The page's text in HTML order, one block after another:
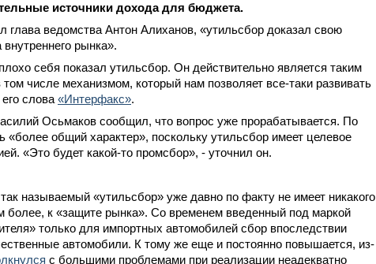
источники дохода для бюджета.
глава ведомства Антон Алиханов, «утильсбор доказал свою
рынка».
себя показал утильсбор. Он действительно является таким
числе механизмом, который нам позволяет все-таки развивать
слова «Интерфакс».
Осьмаков сообщил, что вопрос уже прорабатывается. По
«более общий характер», поскольку утильсбор имеет целевое
«Это будет какой-то промсбор», - уточнил он.
называемый «утильсбор» уже давно по факту не имеет никакого
более, к «защите рынка». Со временем введенный под маркой
только для импортных автомобилей сбор впоследствии
автомобили. К тому же еще и постоянно повышается, из-
с большими проблемами при реализации неадекватно